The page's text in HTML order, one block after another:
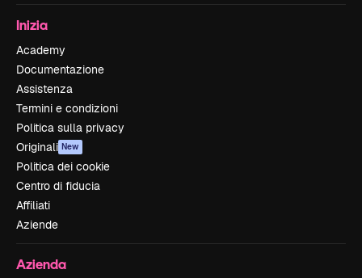
Inizia
Academy
Documentazione
Assistenza
Termini e condizioni
Politica sulla privacy
Originali New
Politica dei cookie
Centro di fiducia
Affiliati
Aziende
Azienda